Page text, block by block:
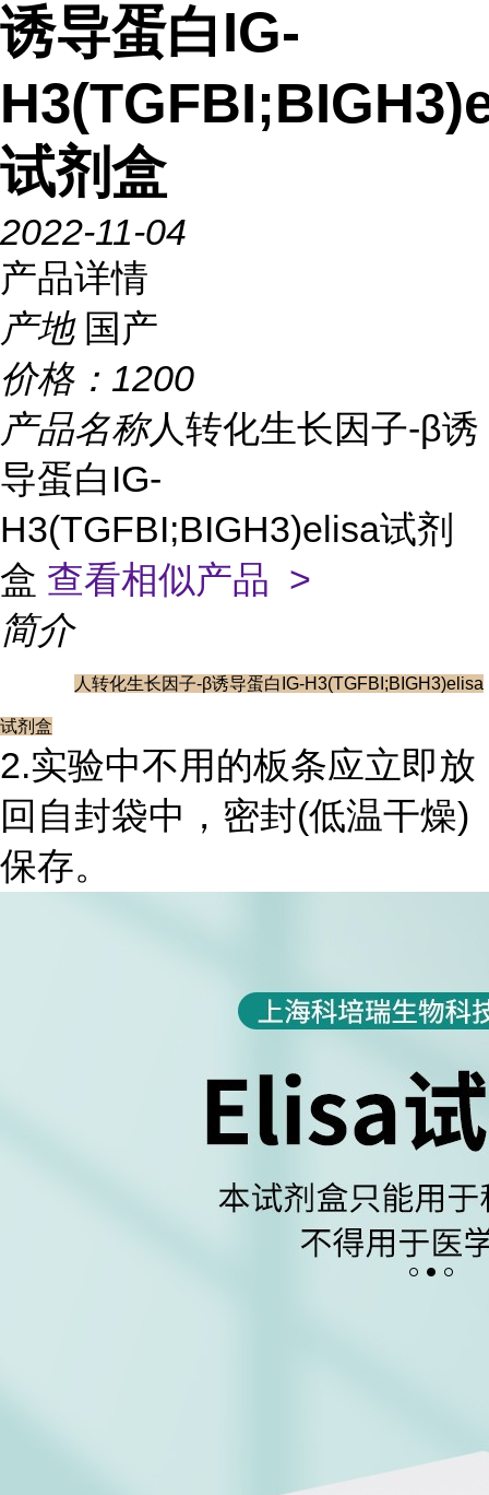
诱导蛋白IG-
试剂盒
2022-11-04
产品详情
产地 国产
价格： 1200
产品名称人转化生长因子-β诱
导蛋白IG-
H3(TGFBI;BIGH3)elisa试剂
盒 查看相似产品 >
简介
人转化生长因子-β诱导蛋白IG-H3(TGFBI;BIGH3)elisa
试剂盒
2.实验中不用的板条应立即放
回自封袋中，密封(低温干燥)
保存。